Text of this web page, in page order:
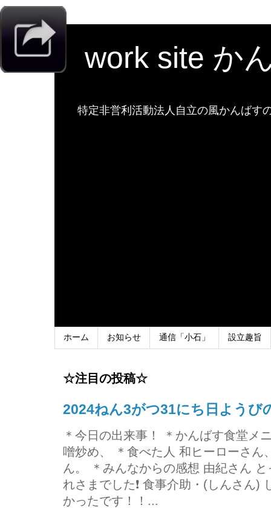
work site か
特定非営利活動法人自立の風かんばす
ホーム お知らせ 通信「小石」 設立趣旨
☆注目の投稿☆
2024ねん3がつ31にち日ようび
＊今日の出来事！ ＊かんばす食堂メ
噌炒め、 ＊食べた人 和ヒーローさん
ん。 ＊みんなからの感想 由紀さん
れさまでした❗ 食事介助・(しんさん)
かったです！！...